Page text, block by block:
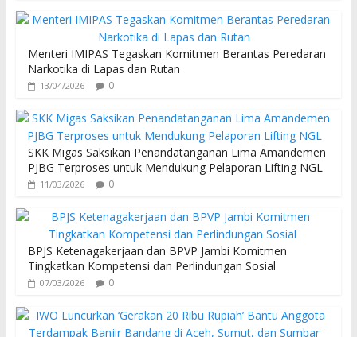
Menteri IMIPAS Tegaskan Komitmen Berantas Peredaran
Narkotika di Lapas dan Rutan
13/04/2026 0
SKK Migas Saksikan Penandatanganan Lima Amandemen
PJBG Terproses untuk Mendukung Pelaporan Lifting NGL
11/03/2026 0
BPJS Ketenagakerjaan dan BPVP Jambi Komitmen
Tingkatkan Kompetensi dan Perlindungan Sosial
07/03/2026 0